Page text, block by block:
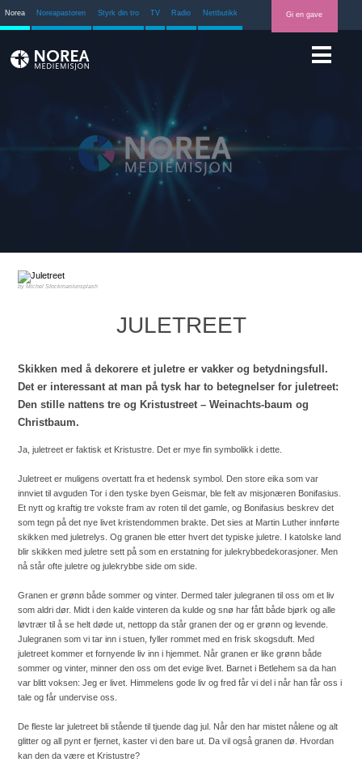
Norea Noreapastoren Styrk din tro TV Radio Nettbutikk Gi en gave
Michel Stockman/unsplash
JULETREET
Skikken med å dekorere et juletre er vakker og betydningsfull.
Det er interessant at man på tysk har to betegnelser for juletreet:
Den stille nattens tre og Kristustreet – Weinachts-baum og
Christbaum.
Ja, juletreet er faktisk et Kristustre. Det er mye fin symbolikk i dette.
Juletreet er muligens overtatt fra et hedensk symbol. Den store eika som var
innviet til avguden Tor i den tyske byen Geismar, ble felt av misjonæren Bonifasius.
Et nytt og kraftig tre vokste fram av roten til det gamle, og Bonifasius beskrev det
som tegn på det nye livet kristendommen brakte. Det sies at Martin Luther innførte
skikken med juletrelys. Og granen ble etter hvert det typiske juletre. I katolske land
blir skikken med juletre sett på som en erstatning for julekrybbedekorasjoner. Men
nå står ofte juletre og julekrybbe side om side.
Granen er grønn både sommer og vinter. Dermed taler julegranen til oss om et liv
som aldri dør. Midt i den kalde vinteren da kulde og snø har fått både bjørk og alle
løvtrær til å se helt døde ut, nettopp da står granen der og er grønn og levende.
Julegranen som vi tar inn i stuen, fyller rommet med en frisk skogsduft. Med
juletreet kommer et fornyende liv inn i hjemmet. Når granen er like grønn både
sommer og vinter, minner den oss om det evige livet. Barnet i Betlehem sa da han
var blitt voksen: Jeg er livet. Himmelens gode liv og fred får vi del i når han får oss i
tale og får undervise oss.
De fleste lar juletreet bli stående til tjuende dag jul. Når den har mistet nålene og alt
glitter og all pynt er fjernet, kaster vi den bare ut. Da vil også granen dø. Hvordan
kan den da være et Kristustre?